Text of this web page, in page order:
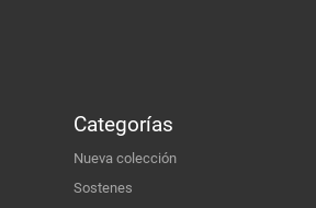
Categorías
Nueva colección
Sostenes